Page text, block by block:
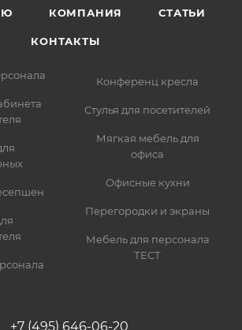
КОМПАНИЯ СТАТЬИ
КОНТАКТЫ
Конференц кресла
Стулья для посетителей
Мягкая мебель для
офиса
Офисные кухни
Перегородки и экраны
Мебель для персонала
ТЕСТ
+7 (495) 646-06-20